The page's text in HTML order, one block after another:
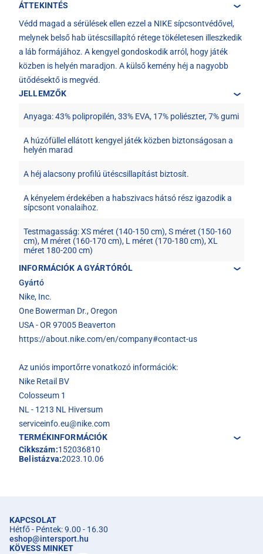
ÁTTEKINTÉS
Védd magad a sérülések ellen ezzel a NIKE sípcsontvédővel,
melynek belső hab ütéscsillapító rétege tökéletesen illeszkedik
a láb formájához. A kengyel gondoskodik arról, hogy játék
közben is helyén maradjon. A külső kemény héj a nagyobb
ütődésektő is megvéd.
JELLEMZŐK
Anyaga: 43% polipropilén, 33% EVA, 17% poliészter, 7% gumi
A húzófüllel ellátott kengyel játék közben biztonságosan a
helyén marad
A héj alacsony profilú ütéscsillapítást biztosít.
A kényelem érdekében a habszivacs hátsó rész igazodik a
sípcsont vonalaihoz.
Testmagasság: XS méret (140-150 cm), S méret (150-160
cm), M méret (160-170 cm), L méret (170-180 cm), XL
méret 180-200 cm)
INFORMÁCIÓK A GYÁRTÓRÓL
Gyártó
Nike, Inc.
One Bowerman Dr., Oregon
USA - OR 97005 Beaverton
https://about.nike.com/en/company#contact-us
Az uniós importőrre vonatkozó információk:
Nike Retail BV
Colosseum 1
NL - 1213 NL Hiversum
serviceinfo.eu@nike.com
TERMÉKINFORMÁCIÓK
Cikkszám:152036810
Belistázva:2023.10.06
KAPCSOLAT
Hétfő - Péntek: 9.00 - 16.30
eshop@intersport.hu
KÖVESS MINKET